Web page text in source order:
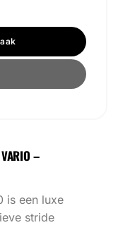
–
is een luxe
stride